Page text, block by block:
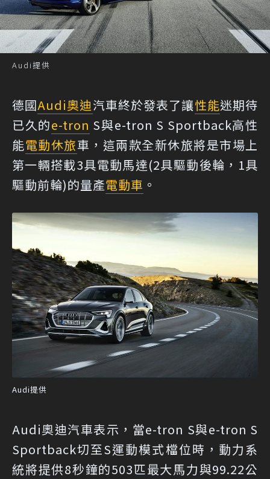
Audi提供
德國Audi奧迪汽車終於發表了讓性能迷期待
已久的e-tron S與e-tron S Sportback高性
能電動休旅車，這兩款全新休旅將是市場上
第一輛搭載3具電動馬達(2具驅動後輪，1具
驅動前輪)的量產電動車 。
Audi提供
Audi奧迪汽車表示，當e-tron S與e-tron S
Sportback切至S運動模式檔位時，動力系
統將提供8秒鐘的503匹最大馬力與99.22公